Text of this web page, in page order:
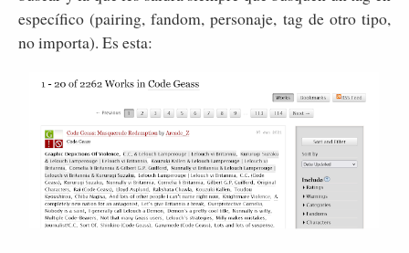
específico (pairing, fandom, personaje, tag de otro tipo,
no importa). Es esta: